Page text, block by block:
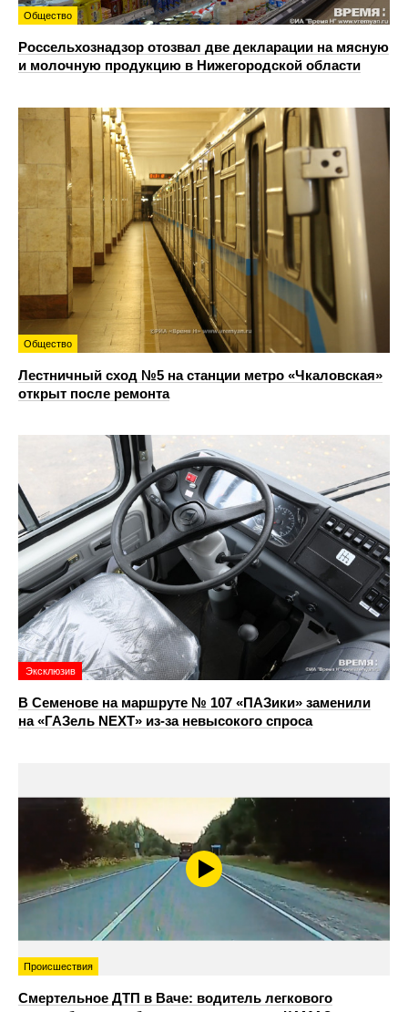
Общество
Россельхознадзор отозвал две декларации на мясную
и молочную продукцию в Нижегородской области
Общество
Лестничный сход №5 на станции метро «Чкаловская»
открыт после ремонта
Эксклюзив
В Семенове на маршруте № 107 «ПАЗики» заменили
на «ГАЗель NEXT» из‑за невысокого спроса
Происшествия
Смертельное ДТП в Ваче: водитель легкового